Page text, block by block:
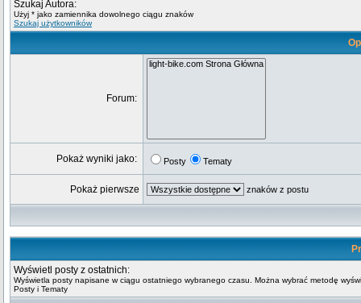
Szukaj Autora:
Użyj * jako zamiennika dowolnego ciągu znaków
Szukaj użytkowników
Forum:
Pokaż wyniki jako: Posty Tematy
Pokaż pierwsze znaków z postu
Wyświetl posty z ostatnich:
Wyświetla posty napisane w ciągu ostatniego wybranego czasu. Można wybrać metodę
Posty i Tematy